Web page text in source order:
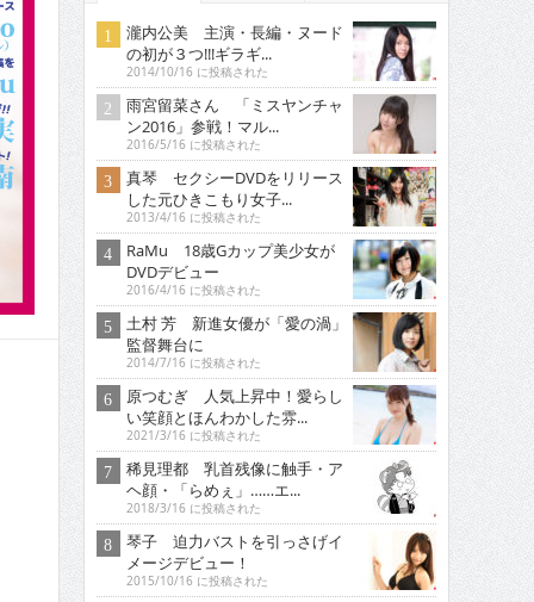
瀧内公美 主演・長編・ヌード
の初が３つ!!!ギラギ...
2014/10/16 に投稿された
雨宮留菜さん 「ミスヤンチャ
ン2016」参戦！マル...
2016/5/16 に投稿された
真琴 セクシーDVDをリリース
した元ひきこもり女子...
2013/4/16 に投稿された
RaMu 18歳Gカップ美少女が
DVDデビュー
2016/4/16 に投稿された
土村 芳 新進女優が「愛の渦」
監督舞台に
2014/7/16 に投稿された
原つむぎ 人気上昇中！愛らし
い笑顔とほんわかした雰...
2021/3/16 に投稿された
稀見理都 乳首残像に触手・ア
ヘ顔・「らめぇ」……エ...
2018/3/16 に投稿された
琴子 迫力バストを引っさげイ
メージデビュー！
2015/10/16 に投稿された